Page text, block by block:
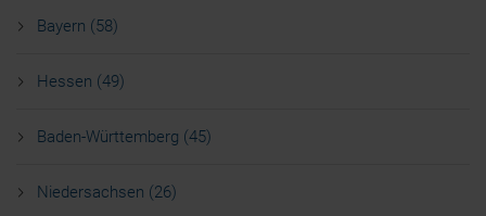
Bayern (58)
Hessen (49)
Baden-Württemberg (45)
Niedersachsen (26)